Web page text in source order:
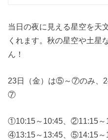
当日の夜に見える星空を天
くれます。秋の星空や土星
ん！
23日（金）は⑤～⑦のみ、
⑦
①10:15～10:45、②11:15
④13:15～13:45、⑤14:15